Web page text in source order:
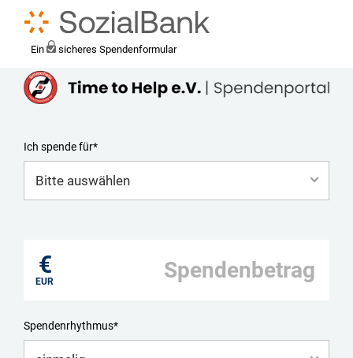
Ein sicheres Spendenformular
Ich spende für*
€
EUR
Spendenrhythmus*